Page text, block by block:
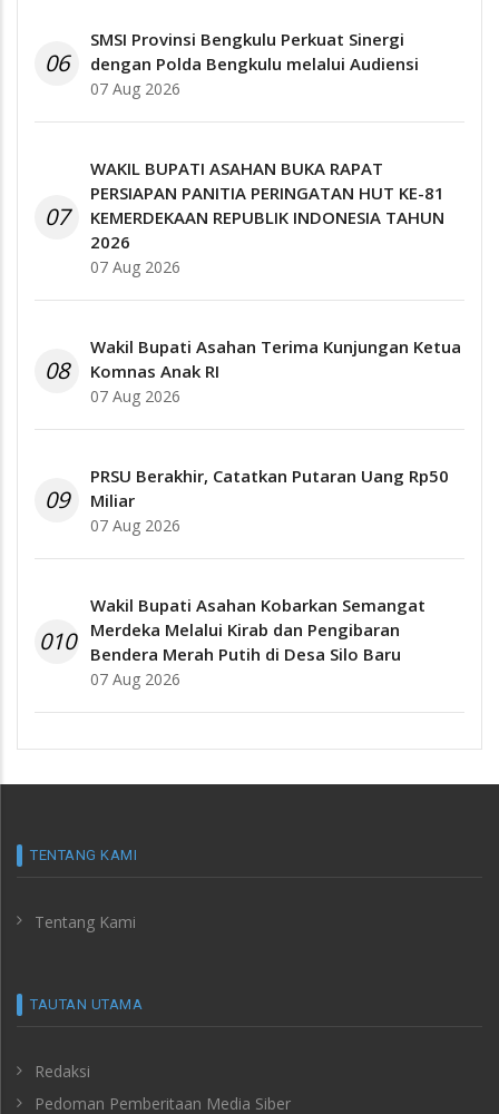
06
SMSI Provinsi Bengkulu Perkuat Sinergi
dengan Polda Bengkulu melalui Audiensi
07 Aug 2026
07
WAKIL BUPATI ASAHAN BUKA RAPAT
PERSIAPAN PANITIA PERINGATAN HUT KE-81
KEMERDEKAAN REPUBLIK INDONESIA TAHUN
2026
07 Aug 2026
08
Wakil Bupati Asahan Terima Kunjungan Ketua
Komnas Anak RI
07 Aug 2026
09
PRSU Berakhir, Catatkan Putaran Uang Rp50
Miliar
07 Aug 2026
010
Wakil Bupati Asahan Kobarkan Semangat
Merdeka Melalui Kirab dan Pengibaran
Bendera Merah Putih di Desa Silo Baru
07 Aug 2026
TENTANG KAMI
Tentang Kami
TAUTAN UTAMA
Redaksi
Pedoman Pemberitaan Media Siber